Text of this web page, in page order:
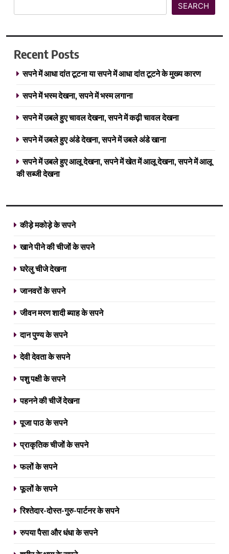
SEARCH
Recent Posts
सपने में आधा दांत टूटना या सपने में आधा दांत टूटने के मुख्य कारण
सपने में भस्म देखना, सपने में भस्म लगाना
सपने में उबले हुए चावल देखना, सपने में कढ़ी चावल देखना
सपने में उबले हुए अंडे देखना, सपने में उबले अंडे खाना
सपने में उबले हुए आलू देखना, सपने में खेत में आलू देखना, सपने में आलू
की सब्जी देखना
कीड़े मकोड़े के सपने
खाने पीने की चीजों के सपने
घरेलु चीजे देखना
जानवरों के सपने
जीवन मरण शादी ब्याह के सपने
दान पुण्य के सपने
देवी देवता के सपने
पशु पक्षी के सपने
पहनने की चीजें देखना
पूजा पाठ के सपने
प्राकृतिक चीजों के सपने
फलों के सपने
फूलों के सपने
रिश्तेदार-दोस्त-गुरु-पार्टनर के सपने
रुपया पैसा और धंधा के सपने